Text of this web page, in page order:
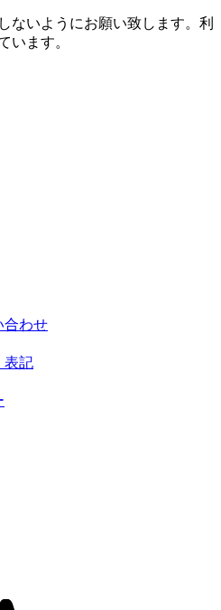
ないようにお願い致します。利
います。
合わせ
表記